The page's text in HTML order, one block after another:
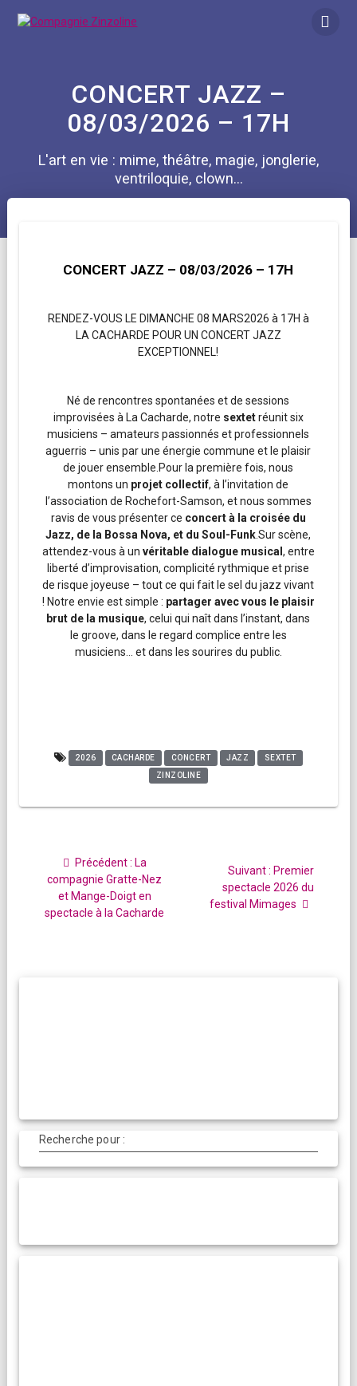
CONCERT JAZZ –
08/03/2026 – 17H
L'art en vie : mime, théâtre, magie, jonglerie,
ventriloquie, clown...
CONCERT JAZZ – 08/03/2026 – 17H
RENDEZ-VOUS LE DIMANCHE 08 MARS2026 à 17H à
LA CACHARDE POUR UN CONCERT JAZZ
EXCEPTIONNEL!
Né de rencontres spontanées et de sessions
improvisées à La Cacharde, notre sextetréunit six
musiciens – amateurs passionnés et professionnels
aguerris – unis par une énergie commune et le plaisir
de jouer ensemble.Pour la première fois, nous
montons un projet collectif, à l’invitation de
l’association de Rochefort-Samson, et nous sommes
ravis de vous présenter ce concert à la croisée du
Jazz, de la Bossa Nova, et du Soul-Funk.Sur scène,
attendez-vous à un véritable dialogue musical, entre
liberté d’improvisation, complicité rythmique et prise
de risque joyeuse – tout ce qui fait le sel du jazz vivant
! Notre envie est simple : partager avec vous le plaisir
brut de la musique, celui qui naît dans l’instant, dans
le groove, dans le regard complice entre les
musiciens… et dans les sourires du public.
2026 CACHARDE CONCERT JAZZ
SEXTET
ZINZOLINE
l’article
Précédent : Article
précédent
:
La
compagnie Gratte-Nez
et Mange-Doigt en
spectacle à la Cacharde
Suivant : Article
suivant
:
Premier
spectacle 2026 du
festival Mimages
Recherche pour :